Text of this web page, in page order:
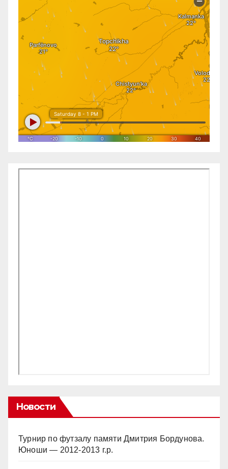
Новости
Турнир по футзалу памяти Дмитрия Бордунова.
Юноши — 2012-2013 г.р.